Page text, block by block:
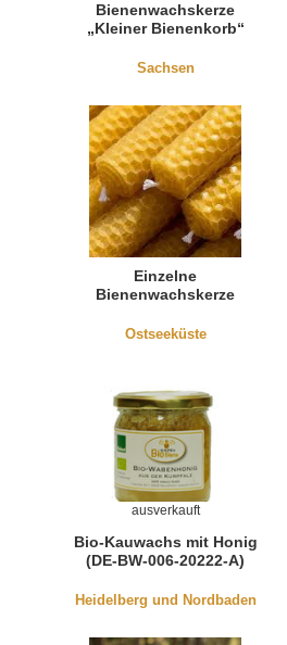
Bienenwachskerze
„Kleiner Bienenkorb“
Sachsen
Einzelne
Bienenwachskerze
Ostseeküste
Bio-Kauwachs mit Honig
(DE-BW-006-20222-A)
Heidelberg und Nordbaden
ausverkauft